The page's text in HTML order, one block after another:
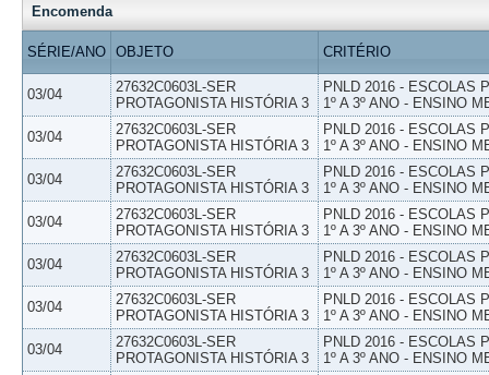
Encomenda
SÉRIE/ANO OBJETO CRITÉRIO
03/04
27632C0603L-SER
PROTAGONISTA HISTÓRIA 3
PNLD 2016 - ESCOLAS
1º A 3º ANO - ENSINO
03/04
27632C0603L-SER
PROTAGONISTA HISTÓRIA 3
PNLD 2016 - ESCOLAS
1º A 3º ANO - ENSINO
03/04
27632C0603L-SER
PROTAGONISTA HISTÓRIA 3
PNLD 2016 - ESCOLAS
1º A 3º ANO - ENSINO
03/04
27632C0603L-SER
PROTAGONISTA HISTÓRIA 3
PNLD 2016 - ESCOLAS
1º A 3º ANO - ENSINO
03/04
27632C0603L-SER
PROTAGONISTA HISTÓRIA 3
PNLD 2016 - ESCOLAS
1º A 3º ANO - ENSINO
03/04
27632C0603L-SER
PROTAGONISTA HISTÓRIA 3
PNLD 2016 - ESCOLAS
1º A 3º ANO - ENSINO
03/04
27632C0603L-SER
PROTAGONISTA HISTÓRIA 3
PNLD 2016 - ESCOLAS
1º A 3º ANO - ENSINO